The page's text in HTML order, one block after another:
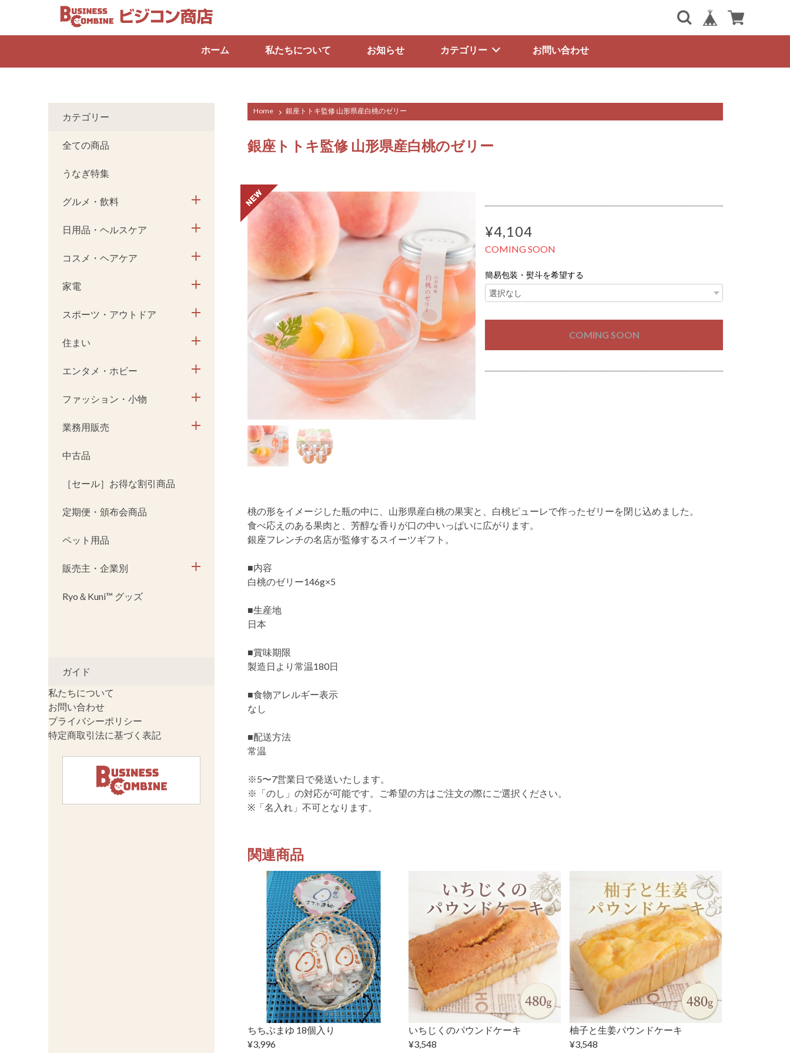
ホーム 私たちについて お知らせ カテゴリー お問い合わせ
Home 銀座トトキ監修 山形県産白桃のゼリー
銀座トトキ監修 山形県産白桃のゼリー
¥4,104
COMING SOON
簡易包装・熨斗を希望する
COMING SOON
桃の形をイメージした瓶の中に、山形県産白桃の果実と、白桃ピューレで作ったゼリーを閉じ込めました。
食べ応えのある果肉と、芳醇な香りが口の中いっぱいに広がります。
銀座フレンチの名店が監修するスイーツギフト。
■内容
白桃のゼリー146g×5
■生産地
日本
■賞味期限
製造日より常温180日
■食物アレルギー表示
なし
■配送方法
常温
※5〜7営業日で発送いたします。
※「のし」の対応が可能です。ご希望の方はご注文の際にご選択ください。
※「名入れ」不可となります。
関連商品
ちちぶまゆ 18個入り
¥3,996
いちじくのパウンドケーキ
¥3,548
柚子と生姜パウンドケーキ
¥3,548
カテゴリー
全ての商品
うなぎ特集
グルメ・飲料
日用品・ヘルスケア
コスメ・ヘアケア
家電
スポーツ・アウトドア
住まい
エンタメ・ホビー
ファッション・小物
業務用販売
中古品
［セール］お得な割引商品
定期便・頒布会商品
ペット用品
販売主・企業別
Ryo＆Kuni™ グッズ
ガイド
私たちについて
お問い合わせ
プライバシーポリシー
特定商取引法に基づく表記